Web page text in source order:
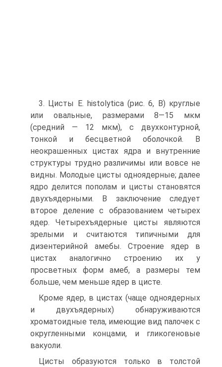
3. Цисты E. histolytica (рис. 6, В) круглые
или овальные, размерами 8—15 мкм
(средний — 12 мкм), с двухконтурной,
тонкой и бесцветной оболочкой. В
неокрашенных цистах ядра и внутренние
структуры трудно различимы или вовсе не
видны. Молодые цисты одноядерные; далее
ядро делится пополам и цисты становятся
двухъядерными. В заключение следует
второе деление с образованием четырех
ядер. Четырехъядерные цисты являются
зрелыми и считаются типичными для
дизентерийной амебы. Строение ядер в
цистах аналогично строению их у
просветных форм амеб, а размеры тем
больше, чем меньше ядер в цисте.
Кроме ядер, в цистах (чаще одноядерных
и двухъядерных) обнаруживаются
хроматоидные тела, имеющие вид палочек с
округленными концами, и гликогеновые
вакуоли.
Цисты образуются только в толстой